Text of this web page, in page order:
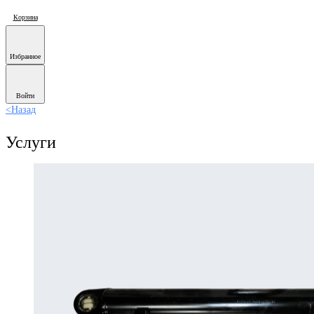
Корзина
Избранное
Войти
<Назад
Услуги